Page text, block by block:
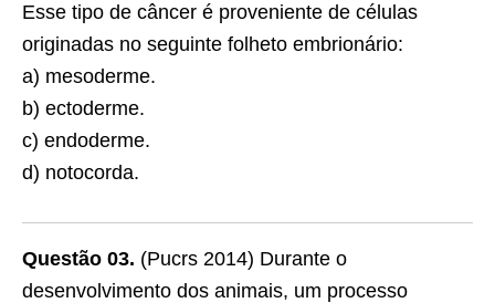
Esse tipo de câncer é proveniente de células
originadas no seguinte folheto embrionário:
a) mesoderme.
b) ectoderme.
c) endoderme.
d) notocorda.
Questão 03. (Pucrs 2014) Durante o
desenvolvimento dos animais, um processo